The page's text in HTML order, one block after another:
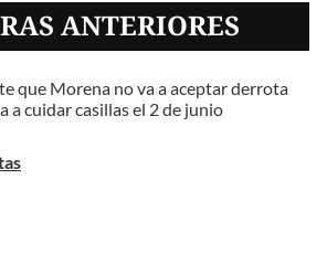
ANTERIORES
que Morena no va a aceptar derrota
a cuidar casillas el 2 de junio